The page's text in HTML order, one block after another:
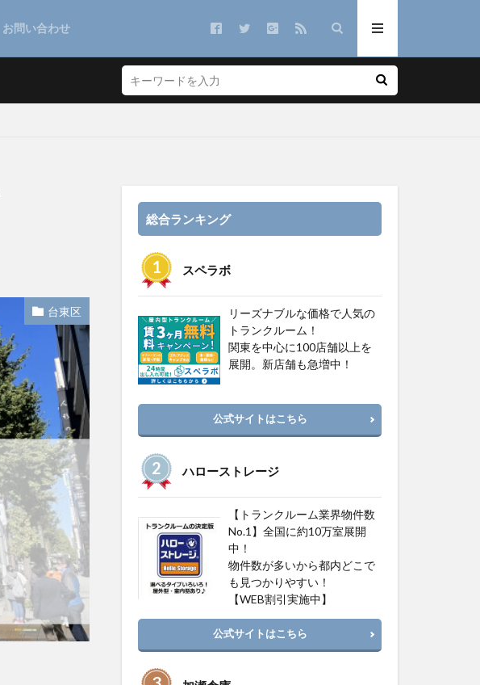
お問い合わせ
台東区
総合ランキング
スペラボ
リーズナブルな価格で人気の
トランクルーム！
関東を中心に100店舗以上を
展開。新店舗も急増中！
公式サイトはこちら
ハローストレージ
【トランクルーム業界物件数
No.1】全国に約10万室展開
中！
物件数が多いから都内どこで
も見つかりやすい！
【WEB割引実施中】
公式サイトはこちら